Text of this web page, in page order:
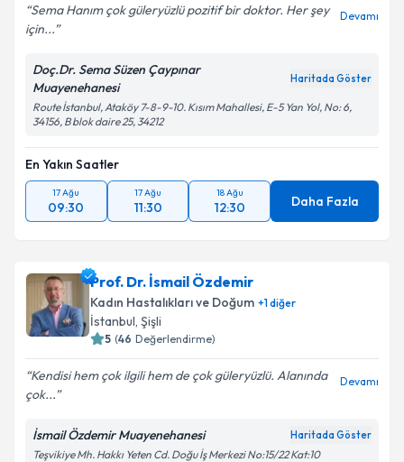
kapsamda işlenmesini kabul ediyorum.
Takvim Talebini Gönder
Sema Hanım çok güleryüzlü pozitif bir doktor. Her şey
için...
Devamı
Doç.Dr. Sema Süzen Çaypınar
Muayenehanesi
Haritada Göster
Route İstanbul, Ataköy 7-8-9-10. Kısım Mahallesi, E-5 Yan Yol, No: 6,
34156, B blok daire 25, 34212
En Yakın Saatler
17 Ağu
09:30
17 Ağu
11:30
18 Ağu
12:30 Daha Fazla
Prof. Dr. İsmail Özdemir
Kadın Hastalıkları ve Doğum +1diğer
İstanbul, Şişli
5 (46 Değerlendirme)
Kendisi hem çok ilgili hem de çok güleryüzlü. Alanında
çok...
Devamı
İsmail Özdemir Muayenehanesi Haritada Göster
Teşvikiye Mh. Hakkı Yeten Cd. Doğu İş Merkezi No:15/22 Kat:10